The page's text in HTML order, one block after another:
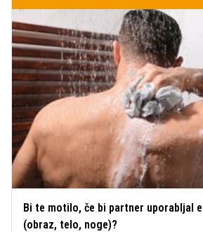
Bi te motilo, če bi partner uporabljal
(obraz, telo, noge)?